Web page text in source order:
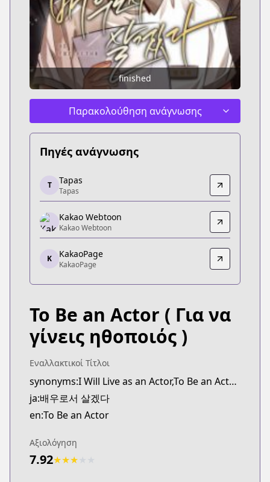
finished
Παρακολούθηση ανάγνωσης
Πηγές ανάγνωσης
Tapas
Tapas
https://tapas.io/series/to-be-an-actor/info
Kakao Webtoon
Kakao Webtoon
https://webtoon.kakao.com/content/배우로서-살
KakaoPage
T Tapas
Tapas
Kakao Webtoon
Kakao Webtoon
K KakaoPage
KakaoPage
To Be an Actor ( Για να
γίνεις ηθοποιός )
Εναλλακτικοί Τίτλοι
synonyms:I Will Live as an Actor,To Be an Actor,Baeu-roseo Salgetda,Be the Actor
ja:배우로서 살겠다
en:To Be an Actor
Αξιολόγηση
7.92★★★